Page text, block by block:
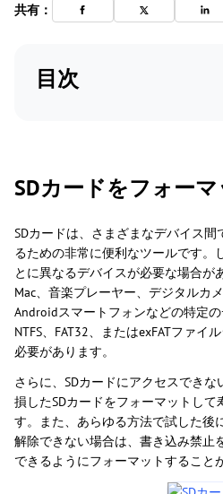
共有：
目次
SDカードをフォー
SDカードは、さまざまなデバイス
るための非常に便利なツールです。
とに異なるデバイスが必要な場合が
Mac、音楽プレーヤー、デジタルカ
Androidスマートフォンなどの特定
NTFS、FAT32、またはexFATファイ
必要があります。
さらに、SDカードにアクセスでき
損したSDカードをフォーマットして
す。また、あらゆる方法で試した後
解除できない場合は、書き込み禁止
できるようにフォーマットすること